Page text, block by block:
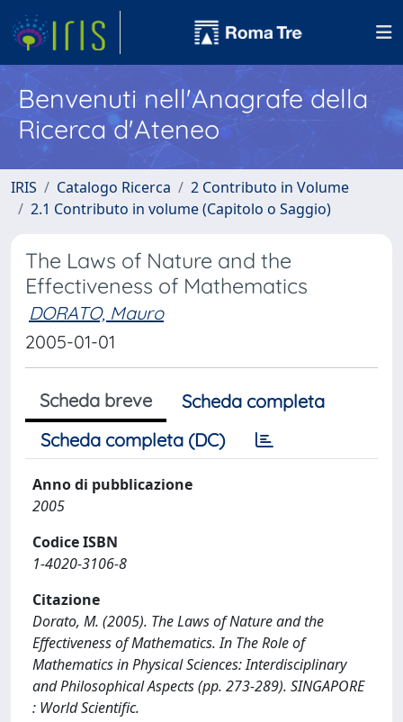
Benvenuti nell'Anagrafe della
Ricerca d'Ateneo
IRIS Catalogo Ricerca
2 Contributo in Volume
2.1 Contributo in volume (Capitolo o Saggio)
The Laws of Nature and the
Effectiveness of Mathematics
DORATO, Mauro
2005-01-01
Scheda breve
Scheda completa
Scheda completa (DC)
Anno di pubblicazione
2005
Codice ISBN
1-4020-3106-8
Citazione
Dorato, M. (2005). The Laws of Nature and the
Effectiveness of Mathematics. In The Role of
Mathematics in Physical Sciences: Interdisciplinary
and Philosophical Aspects (pp. 273-289). SINGAPORE
: World Scientific.